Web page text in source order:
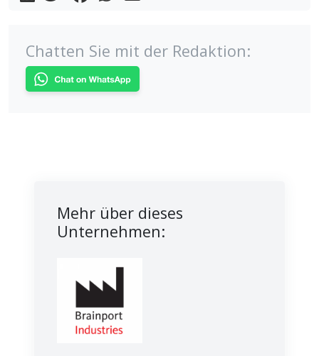
Chatten Sie mit der Redaktion:
Mehr über dieses
Unternehmen: